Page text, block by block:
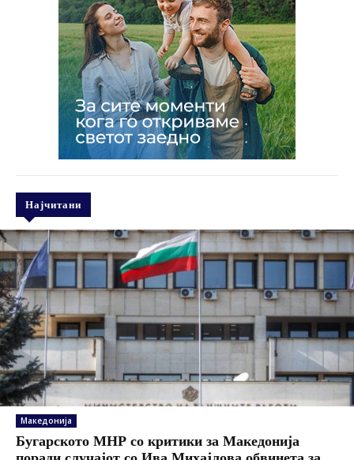
Најчитани
Македонија
Бугарското МНР со критики за Македонија